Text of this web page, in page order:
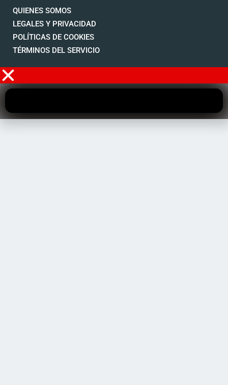
QUIENES SOMOS
LEGALES Y PRIVACIDAD
POLÍTICAS DE COOKIES
TÉRMINOS DEL SERVICIO